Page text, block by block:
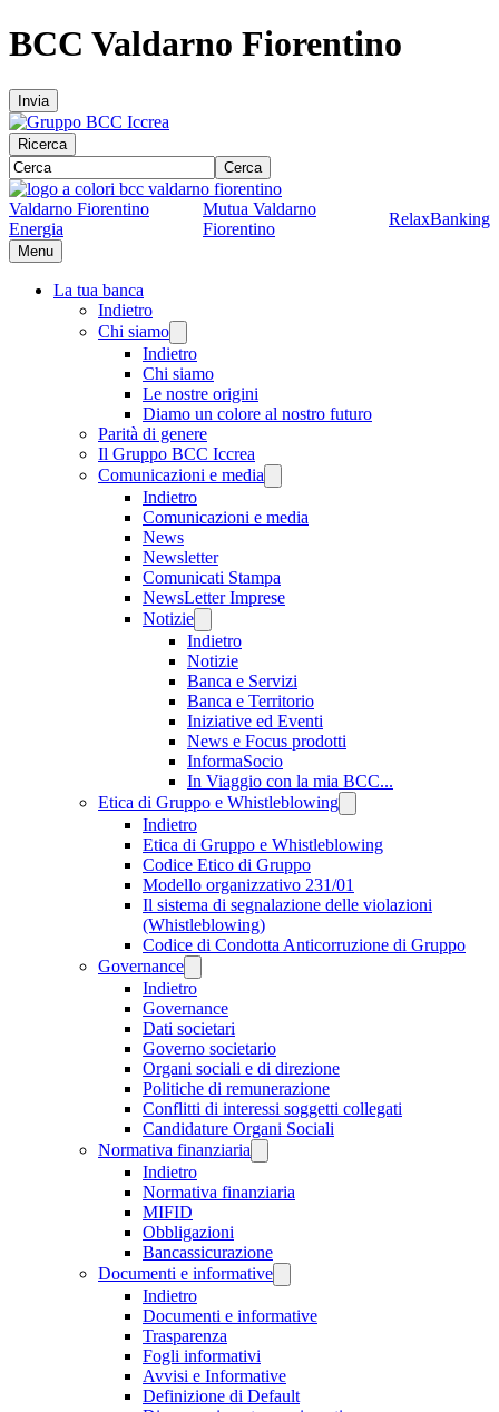
BCC Valdarno Fiorentino
Invia
Ricerca
Cerca
Valdarno Fiorentino
Energia
Mutua Valdarno
Fiorentino
RelaxBanking
Menu
La tua banca
Indietro
Chi siamo
Indietro
Chi siamo
Le nostre origini
Diamo un colore al nostro futuro
Parità di genere
Il Gruppo BCC Iccrea
Comunicazioni e media
Indietro
Comunicazioni e media
News
Newsletter
Comunicati Stampa
NewsLetter Imprese
Notizie
Indietro
Notizie
Banca e Servizi
Banca e Territorio
Iniziative ed Eventi
News e Focus prodotti
InformaSocio
In Viaggio con la mia BCC...
Etica di Gruppo e Whistleblowing
Indietro
Etica di Gruppo e Whistleblowing
Codice Etico di Gruppo
Modello organizzativo 231/01
Il sistema di segnalazione delle violazioni
(Whistleblowing)
Codice di Condotta Anticorruzione di Gruppo
Governance
Indietro
Governance
Dati societari
Governo societario
Organi sociali e di direzione
Politiche di remunerazione
Conflitti di interessi soggetti collegati
Candidature Organi Sociali
Normativa finanziaria
Indietro
Normativa finanziaria
MIFID
Obbligazioni
Bancassicurazione
Documenti e informative
Indietro
Documenti e informative
Trasparenza
Fogli informativi
Avvisi e Informative
Definizione di Default